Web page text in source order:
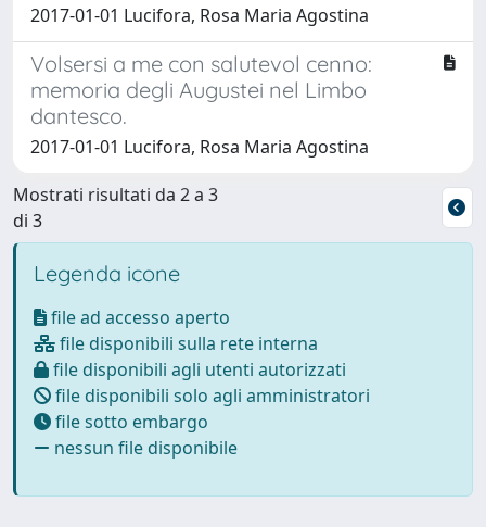
2017-01-01 Lucifora, Rosa Maria Agostina
Volsersi a me con salutevol cenno:
memoria degli Augustei nel Limbo
dantesco.
2017-01-01 Lucifora, Rosa Maria Agostina
Mostrati risultati da 2 a 3
di 3
Legenda icone
file ad accesso aperto
file disponibili sulla rete interna
file disponibili agli utenti autorizzati
file disponibili solo agli amministratori
file sotto embargo
nessun file disponibile